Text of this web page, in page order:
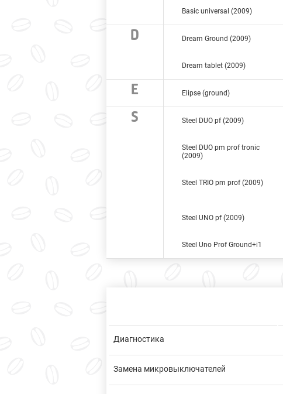
Basic universal (2009)
D Dream Ground (2009)
Dream tablet (2009)
E Elipse (ground)
S Steel DUO pf (2009)
Steel DUO pm prof tronic
(2009)
Steel TRIO pm prof (2009)
Steel UNO pf (2009)
Steel Uno Prof Ground+i1
Диагностика
Замена микровыключателей